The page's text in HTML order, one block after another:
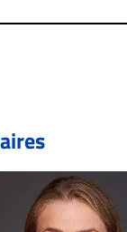
par courriel
de réponse.
inc.com